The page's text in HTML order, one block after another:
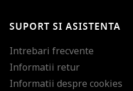
SUPORT SI ASISTENTA
Intrebari frecvente
Informatii retur
Informatii despre cookies